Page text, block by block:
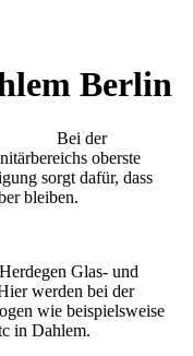
Berlin
Bei der
oberste
sorgt dafür, dass
bleiben.
Glas- und
werden bei der
wie beispielsweise
in Dahlem.